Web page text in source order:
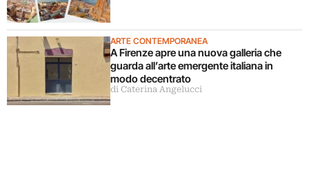
ARTE CONTEMPORANEA
A Firenze apre una nuova galleria che
guarda all’arte emergente italiana in
modo decentrato
di Caterina Angelucci